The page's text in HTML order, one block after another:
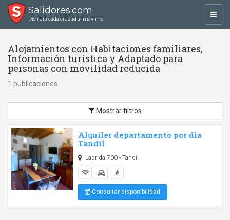
Salidores.com
Disfrutá cada ciudad al máximo
Alojamientos con Habitaciones familiares,
Información turística y Adaptado para
personas con movilidad reducida
1 publicaciones
Mostrar filtros
Alquiler departamento por dia
Tandil
Laprida 700 - Tandil
Consultar disponibilidad